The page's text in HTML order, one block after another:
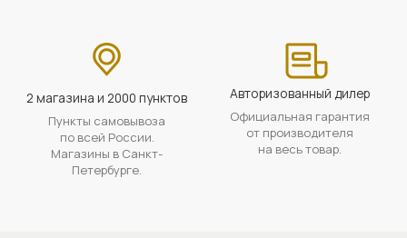
2 магазина и 2000 пунктов
Пункты самовывоза
по всей России.
Магазины в Санкт-
Петербурге.
Авторизованный дилер
Официальная гарантия
от производителя
на весь товар.